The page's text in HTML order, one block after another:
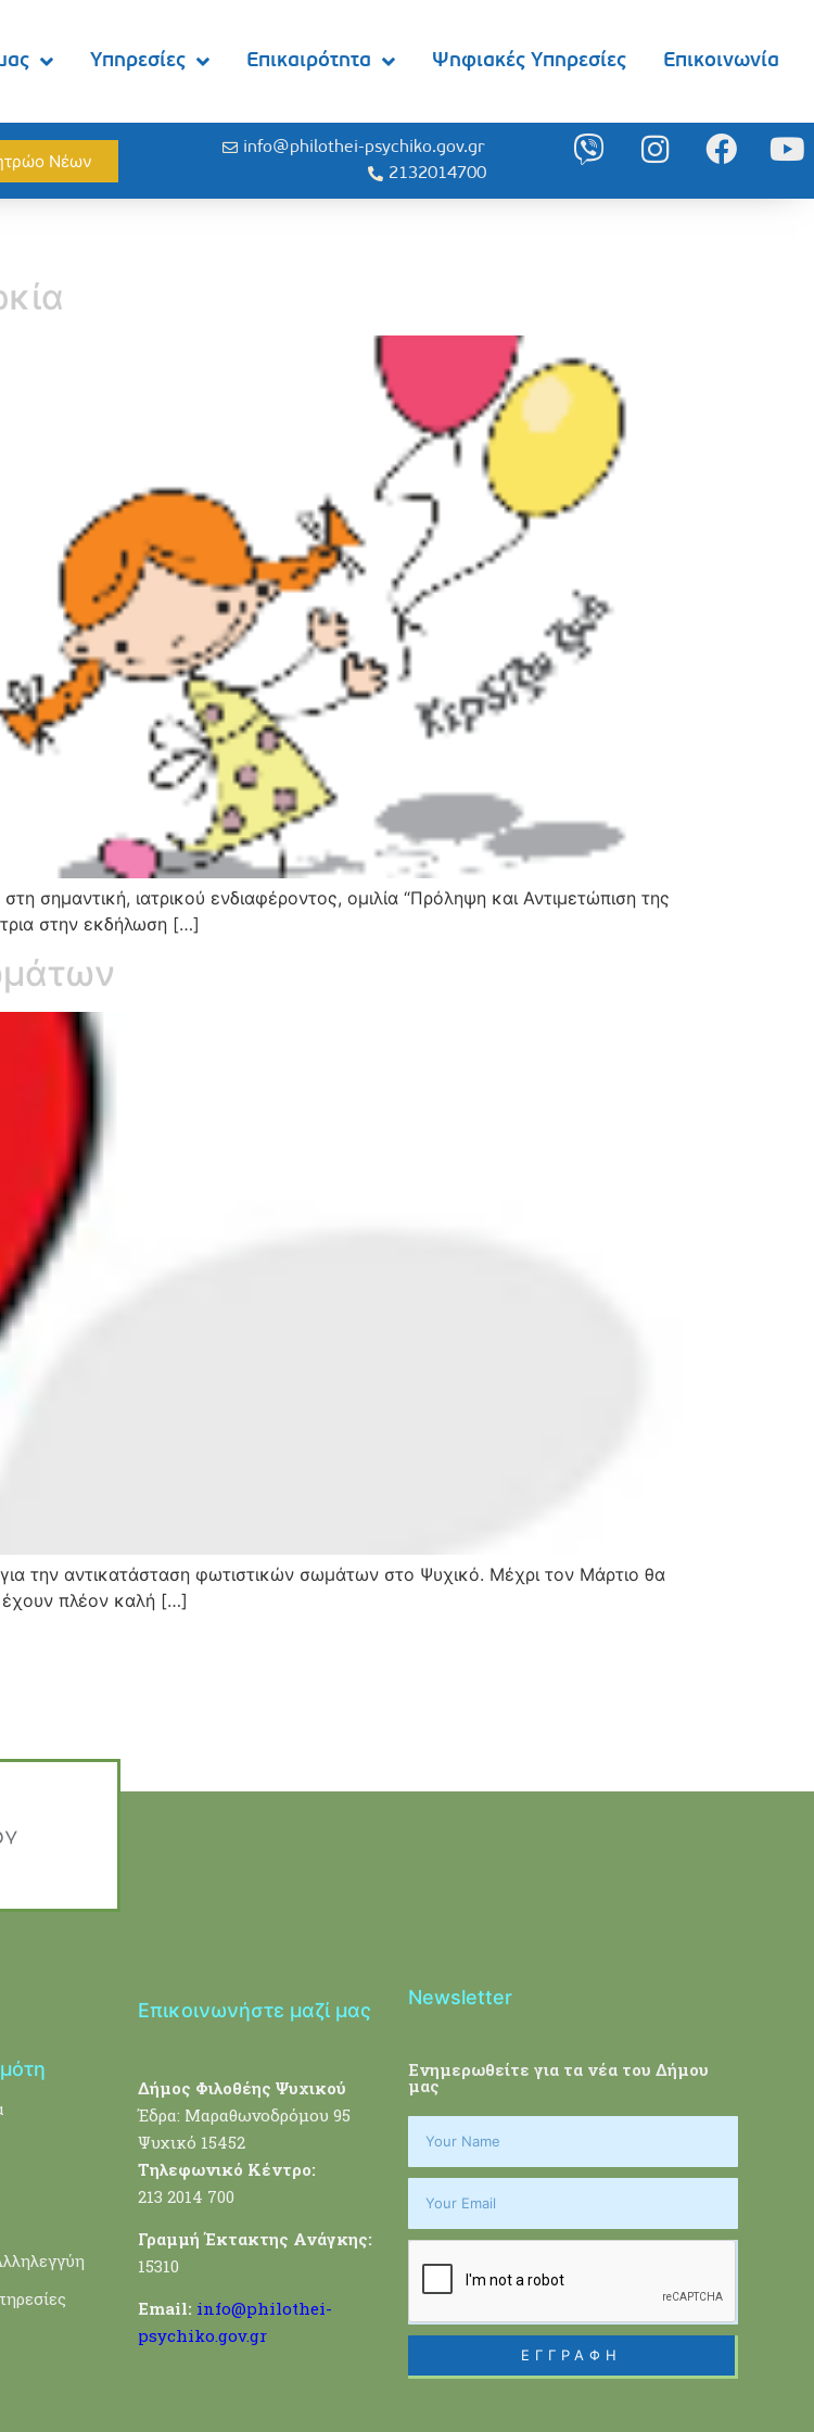
Υπηρεσίες Επικαιρότητα Ψηφιακές Υπηρεσίες Επικοινωνία
Νέων
info@philothei-psychiko.gov.gr
2132014700
σημαντική, ιατρικού ενδιαφέροντος, ομιλία “Πρόληψη και Αντιμετώπιση της
στην εκδήλωση […]
την αντικατάσταση φωτιστικών σωμάτων στο Ψυχικό. Μέχρι τον Μάρτιο θα
έχουν πλέον καλή […]
Επικοινωνήστε μαζί μας
Δήμος Φιλοθέης Ψυχικού
Έδρα: Μαραθωνοδρόμου 95
Ψυχικό 15452
Τηλεφωνικό Κέντρο:
213 2014 700
Γραμμή Έκτακτης Ανάγκης:
15310
Email: info@philothei-
psychiko.gov.gr
Newsletter
Ενημερωθείτε για τα νέα του Δήμου
μας
ΕΓΓΡΑΦΗ